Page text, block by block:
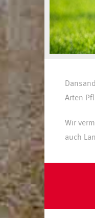
Arten
Wir
auch